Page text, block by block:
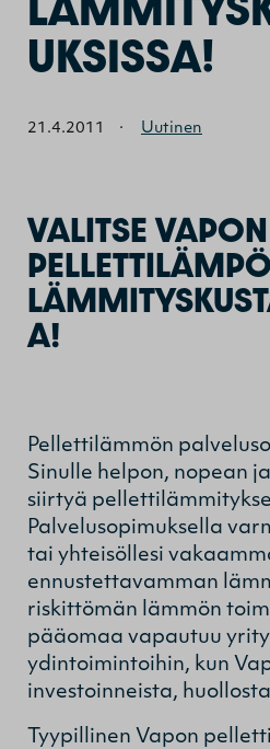
UKSISSA!
21.4.2011 · Uutinen
VALITSE VAPON
A!
Pellettilämmön
Sinulle helpon, nopean
siirtyä
Palvelusopimuksella
tai yhteisöllesi
ennustettavamman
riskittömän lämmön
pääomaa vapautuu
ydintoimintoihin, kun
investoinneista,
Tyypillinen Vapon